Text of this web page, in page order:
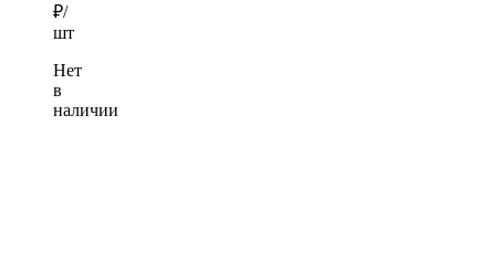
₽/
шт
Нет
в
наличии